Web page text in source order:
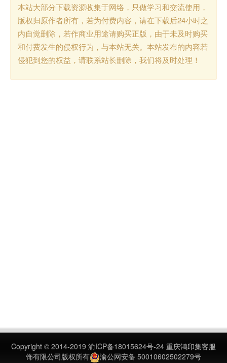
本站大部分下载资源收集于网络，只做学习和交流使用，
版权归原作者所有，若为付费内容，请在下载后24小时之
内自觉删除，若作商业用途请购买正版，由于未及时购买
和付费发生的侵权行为，与本站无关。本站发布的内容若
侵犯到您的权益，请联系站长删除，我们将及时处理！
Copyright © 2014-2019 渝ICP备18015624号-24 重庆鸿印集客服
饰有限公司版权所有
渝公网安备 50010602502279号